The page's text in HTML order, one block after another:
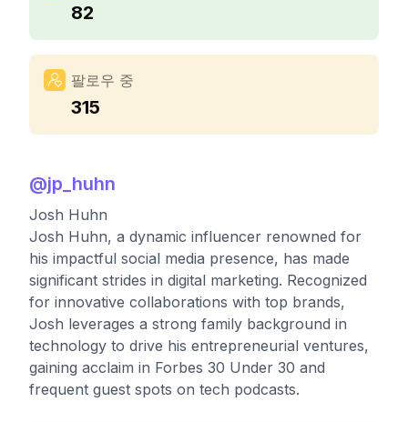
82
팔로우 중
315
@jp_huhn
Josh Huhn
Josh Huhn, a dynamic influencer renowned for
his impactful social media presence, has made
significant strides in digital marketing. Recognized
for innovative collaborations with top brands,
Josh leverages a strong family background in
technology to drive his entrepreneurial ventures,
gaining acclaim in Forbes 30 Under 30 and
frequent guest spots on tech podcasts.